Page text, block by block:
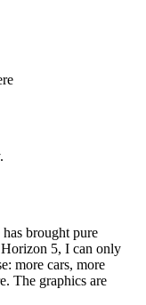
brought pure
5, I can only
more cars, more
The graphics are